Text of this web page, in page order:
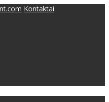
Kontaktai